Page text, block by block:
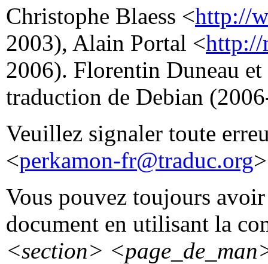
Christophe Blaess <http://
2003), Alain Portal <http://
2006). Florentin Duneau
traduction de Debian
Veuillez signaler toute
<perkamon-fr@traduc.org
Vous pouvez toujours
document en utilisant la
<section>